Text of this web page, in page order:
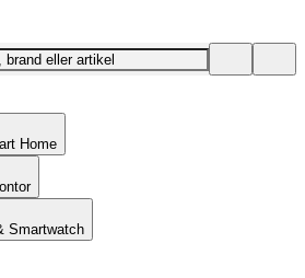
Home
Smartwatch